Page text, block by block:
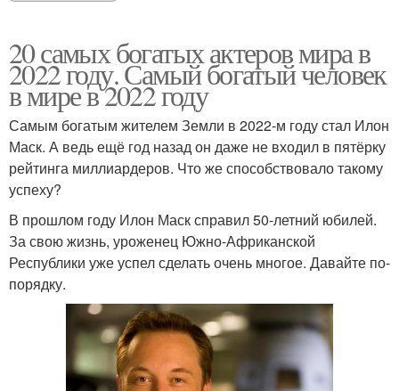
20 самых богатых актеров мира в
2022 году. Самый богатый человек
в мире в 2022 году
Самым богатым жителем Земли в 2022-м году стал Илон
Маск. А ведь ещё год назад он даже не входил в пятёрку
рейтинга миллиардеров. Что же способствовало такому
успеху?
В прошлом году Илон Маск справил 50-летний юбилей.
За свою жизнь, уроженец Южно-Африканской
Республики уже успел сделать очень многое. Давайте по-
порядку.